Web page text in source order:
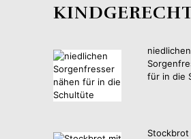
niedlichen
für in die
Stockbrot